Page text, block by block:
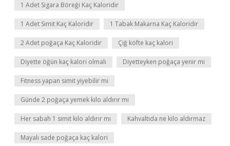
1 Adet Sigara Böreği Kaç Kaloridir
1 Adet Simit Kaç Kaloridir 1 Tabak Makarna Kaç Kaloridir
2 Adet poğaça Kaç Kaloridir Çiğ köfte kaç kalori
Diyette öğün kaç kalori olmalı Diyetteyken poğaça yenir mi
Fitness yapan simit yiyebilir mi
Günde 2 poğaça yemek kilo aldırır mı
Her sabah 1 simit kilo aldırır mı Kahvaltıda ne kilo aldırmaz
Mayalı sade poğaça kaç kalori